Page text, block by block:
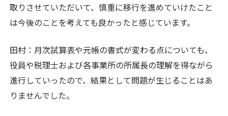
取りさせていただいて、慎重に移行を進めていけたこと
は今後のことを考えても良かったと感じています。
田村：月次試算表や元帳の書式が変わる点についても、
役員や税理士および各事業所の所属長の理解を得ながら
進行していったので、結果として問題が生じることはあ
りませんでした。